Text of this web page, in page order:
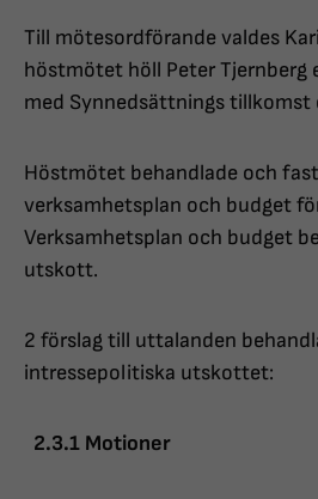
Till mötesordförande valdes
höstmötet höll Peter Tjernberg
med Synnedsättnings tillkomst
Höstmötet behandlade och
verksamhetsplan och budget
Verksamhetsplan och budget
utskott.
2 förslag till uttalanden
intressepolitiska utskottet:
2.3.1 Motioner